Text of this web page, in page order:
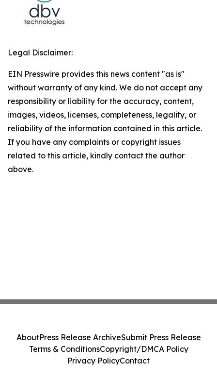
Legal Disclaimer:
EIN Presswire provides this news content "as is"
without warranty of any kind. We do not accept any
responsibility or liability for the accuracy, content,
images, videos, licenses, completeness, legality, or
reliability of the information contained in this article.
If you have any complaints or copyright issues
related to this article, kindly contact the author
above.
AboutPress Release ArchiveSubmit Press Release
Terms & ConditionsCopyright/DMCA Policy
Privacy PolicyContact